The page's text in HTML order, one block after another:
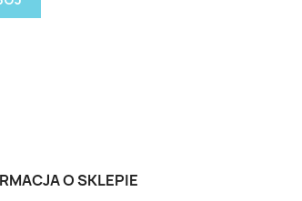
O SKLEPIE